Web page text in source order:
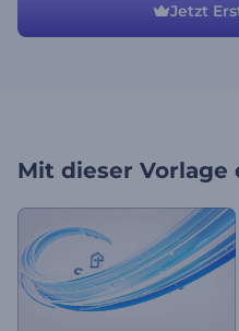
Jetzt
Mit dieser Vorlage